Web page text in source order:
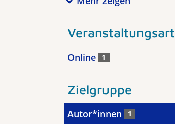
Veranstaltungsart
Online 1
Zielgruppe
Autor*innen 1